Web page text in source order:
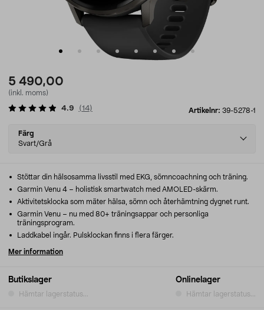
5 490,00
(inkl. moms)
Artikelnr: 39-5278-1
4.9 (14)
Select
variant
Färg
Svart/Grå
Butikslager
Hämtar lagerstatus...
Onlinelager
Hämtar lagerstatus...
Stöttar din hälsosamma livsstil med EKG, sömncoachning och träning.
Garmin Venu 4 – holistisk smartwatch med AMOLED-skärm.
Aktivitetsklocka som mäter hälsa, sömn och återhämtning dygnet runt.
Garmin Venu – nu med 80+ träningsappar och personliga
träningsprogram.
Laddkabel ingår. Pulsklockan finns i flera färger.
Mer information